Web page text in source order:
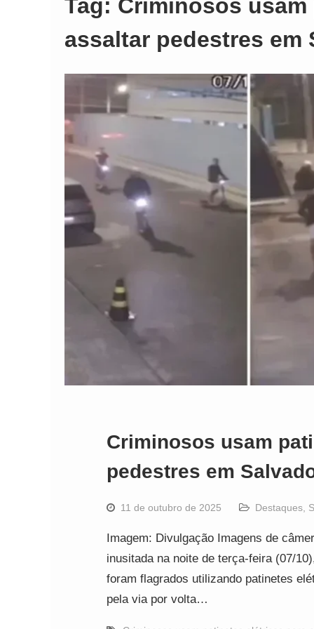
Tag: Criminosos
assaltar pedestres em
Criminosos usam
pedestres em
11 de outubro de 2025 Destaques
Imagem: Divulgação Imagens de
inusitada na noite de terça-feira (07/
foram flagrados utilizando patinetes
pela via por volta…